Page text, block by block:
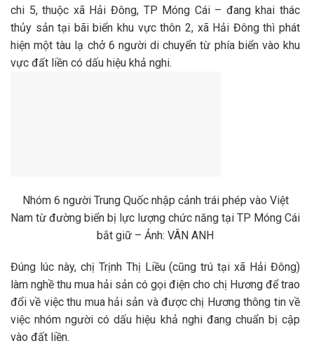
chi 5, thuộc xã Hải Đông, TP Móng Cái – đang khai thác
thủy sản tại bãi biển khu vực thôn 2, xã Hải Đông thì phát
hiện một tàu lạ chở 6 người di chuyển từ phía biển vào khu
vực đất liền có dấu hiệu khả nghi.
Nhóm 6 người Trung Quốc nhập cảnh trái phép vào Việt
Nam từ đường biển bị lực lượng chức năng tại TP Móng Cái
bắt giữ – Ảnh: VÂN ANH
Đúng lúc này, chị Trịnh Thị Liều (cũng trú tại xã Hải Đông)
làm nghề thu mua hải sản có gọi điện cho chị Hương để trao
đổi về việc thu mua hải sản và được chị Hương thông tin về
việc nhóm người có dấu hiệu khả nghi đang chuẩn bị cập
vào đất liền.